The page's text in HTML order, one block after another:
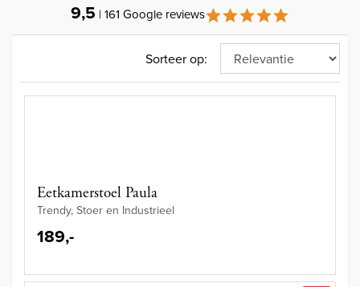
9,5 | 161 Google reviews
Sorteer op:
Eetkamerstoel Paula
Trendy, Stoer en Industrieel
189,-